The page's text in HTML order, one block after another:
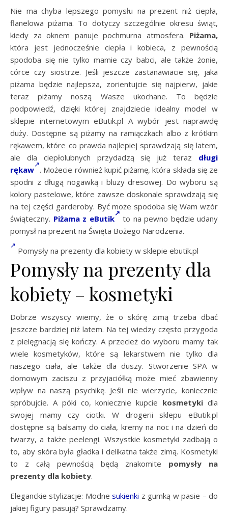
Nie ma chyba lepszego pomysłu na prezent niż ciepła,
flanelowa piżama. To dotyczy szczególnie okresu świąt,
kiedy za oknem panuje pochmurna atmosfera. Piżama,
która jest jednocześnie ciepła i kobieca, z pewnością
spodoba się nie tylko mamie czy babci, ale także żonie,
córce czy siostrze. Jeśli jeszcze zastanawiacie się, jaka
piżama będzie najlepsza, zorientujcie się najpierw, jakie
teraz piżamy noszą Wasze ukochane. To będzie
podpowiedź, dzięki której znajdziecie idealny model w
sklepie internetowym eButik.pl A wybór jest naprawdę
duży. Dostępne są piżamy na ramiączkach albo z krótkim
rękawem, które co prawda najlepiej sprawdzają się latem,
ale dla ciepłolubnych przydadzą się już teraz długi
rękaw . Możecie również kupić piżamę, która składa się ze
spodni z długą nogawką i bluzy dresowej. Do wyboru są
kolory pastelowe, które zawsze doskonale sprawdzają się
na tej części garderoby. Być może spodoba się Wam wzór
świąteczny. Piżama z eButik
to na pewno będzie udany
pomysł na prezent na Święta Bożego Narodzenia.
Pomysły na prezenty dla kobiety w sklepie ebutik.pl
Pomysły na prezenty dla
kobiety – kosmetyki
Dobrze wszyscy wiemy, że o skórę zimą trzeba dbać
jeszcze bardziej niż latem. Na tej wiedzy często przygoda
z pielęgnacją się kończy. A przecież do wyboru mamy tak
wiele kosmetyków, które są lekarstwem nie tylko dla
naszego ciała, ale także dla duszy. Stworzenie SPA w
domowym zaciszu z przyjaciółką może mieć zbawienny
wpływ na naszą psychikę. Jeśli nie wierzycie, koniecznie
spróbujcie. A póki co, koniecznie kupcie kosmetyki dla
swojej mamy czy ciotki. W drogerii sklepu eButik.pl
dostępne są balsamy do ciała, kremy na noc i na dzień do
twarzy, a także peelengi. Wszystkie kosmetyki zadbają o
to, aby skóra była gładka i delikatna także zimą. Kosmetyki
to z całą pewnością będą znakomite pomysły na
prezenty dla kobiety.
Eleganckie stylizacje: Modnesukienki z gumką w pasie – do
jakiej figury pasują? Sprawdzamy.